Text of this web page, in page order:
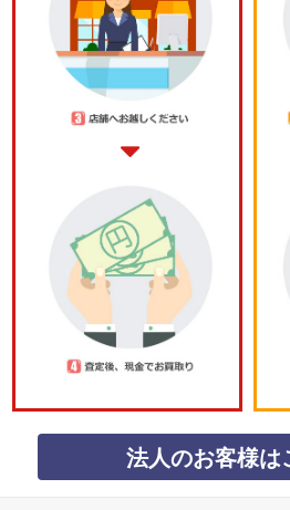
法人のお客様は